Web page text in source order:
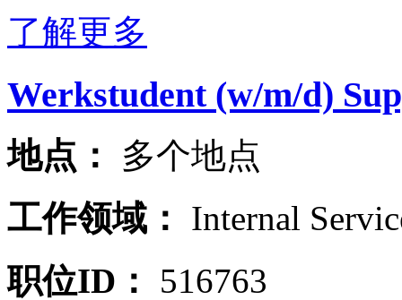
了解更多
Werkstudent (w/m/d)
地点： 多个地点
工作领域： Internal
职位ID： 516763